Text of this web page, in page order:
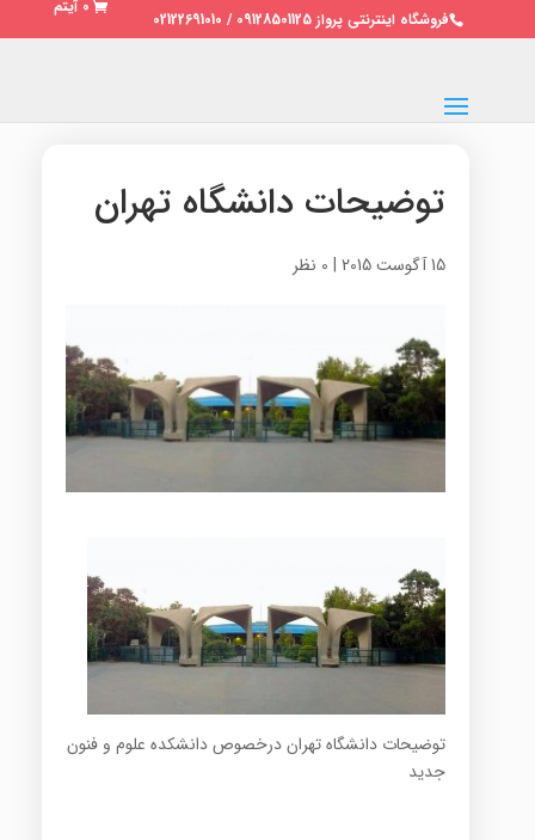
فروشگاه اینترنتی پرواز 09128501125 / 02122691010
0 آیتم
توضیحات دانشگاه تهران
15 آگوست 2015 | 0 نظر
توضیحات دانشگاه تهران درخصوص دانشکده علوم و فنون
جدید